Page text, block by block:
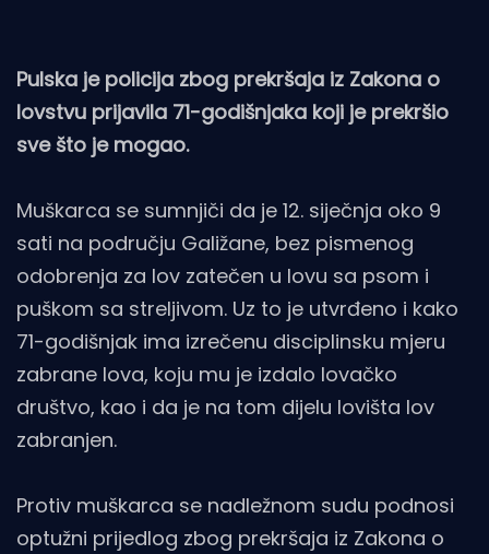
Pulska je policija zbog prekršaja iz Zakona o
lovstvu prijavila 71-godišnjaka koji je prekršio
sve što je mogao.
Muškarca se sumnjiči da je 12. siječnja oko 9
sati na području Galižane, bez pismenog
odobrenja za lov zatečen u lovu sa psom i
puškom sa streljivom. Uz to je utvrđeno i kako
71-godišnjak ima izrečenu disciplinsku mjeru
zabrane lova, koju mu je izdalo lovačko
društvo, kao i da je na tom dijelu lovišta lov
zabranjen.
Protiv muškarca se nadležnom sudu podnosi
optužni prijedlog zbog prekršaja iz Zakona o